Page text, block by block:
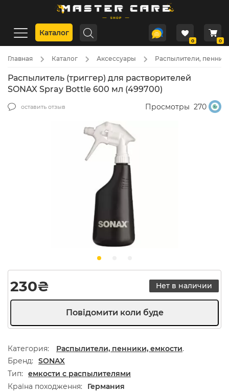
Каталог
0 0
Главная Каталог Аксессуары Распылители,
Распылитель (триггер) для растворителей
SONAX Spray Bottle 600 мл (499700)
оставить отзыв Просмотры 270
230₴ Нет в наличии
Категория: Распылители, пенники, емкости.
Бренд
SONAX
Тип
емкости с распылителями
Країна походження
Германия